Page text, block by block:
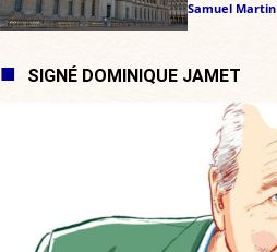
Samuel Martin
SIGNÉ DOMINIQUE JAMET